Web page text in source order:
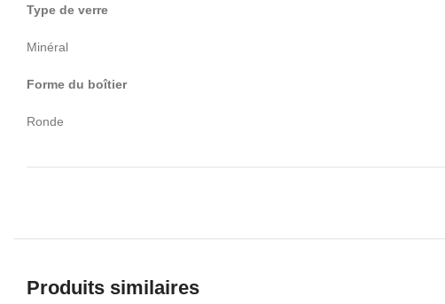
Type de verre
Minéral
Forme du boîtier
Ronde
Produits similaires